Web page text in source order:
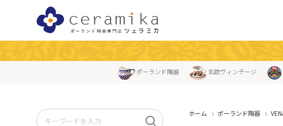
ポーランド陶器 北欧ヴィンテージ
ホーム ポーランド陶器